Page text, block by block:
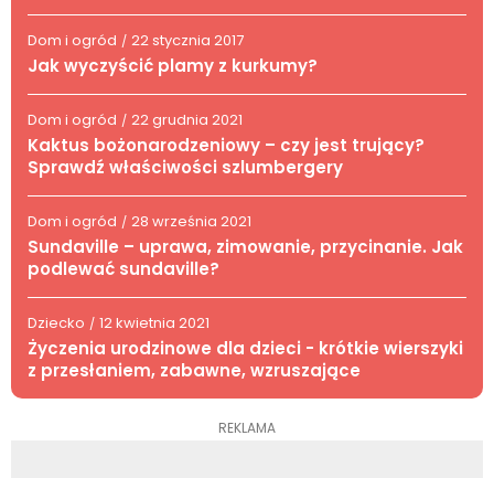
Dom i ogród / 22 stycznia 2017
Jak wyczyścić plamy z kurkumy?
Dom i ogród / 22 grudnia 2021
Kaktus bożonarodzeniowy – czy jest trujący?
Sprawdź właściwości szlumbergery
Dom i ogród / 28 września 2021
Sundaville – uprawa, zimowanie, przycinanie. Jak
podlewać sundaville?
Dziecko / 12 kwietnia 2021
Życzenia urodzinowe dla dzieci - krótkie wierszyki
z przesłaniem, zabawne, wzruszające
REKLAMA